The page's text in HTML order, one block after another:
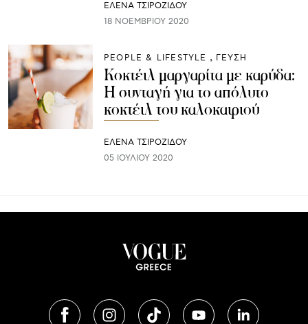
ΈΛΕΝΑ ΤΣΙΡΟΖΊΔΟΥ
18 ΝΟΕΜΒΡΊΟΥ 2020
PEOPLE & LIFESTYLE ΓΕΥΣΗ
Κοκτέιλ μαργαρίτα με καρύδα:
H συνταγή για το απόλυτο
κοκτέιλ του καλοκαιριού
ΈΛΕΝΑ ΤΣΙΡΟΖΊΔΟΥ
05 ΙΟΥΛΊΟΥ 2020